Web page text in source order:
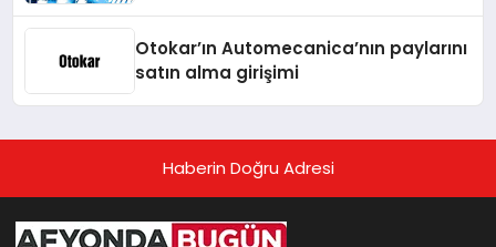
Otokar’ın Automecanica’nın paylarını
satın alma girişimi
Haberin Doğru Adresi